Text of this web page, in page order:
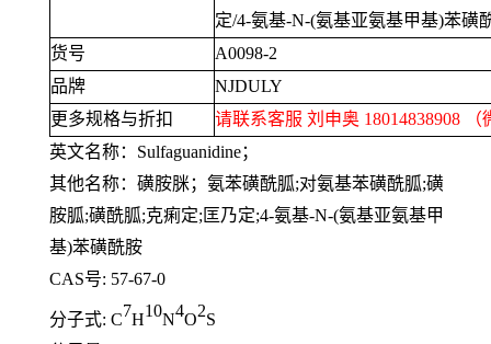
定/4-氨基-N-(氨基亚氨基甲基)苯磺
货号
A0098-2
品牌
NJDULY
更多规格与折扣
请联系客服 刘申奥 18014838908
英文名称： Sulfaguanidine；
其他名称：磺胺脒；氨苯磺酰胍;对氨基苯磺酰胍;磺
胺胍;磺酰胍;克痢定; 匡乃定;4-氨基-N-(氨基亚氨基甲
基)苯磺酰胺
CAS号: 57-67-0
分子式: C7H10N4O2S